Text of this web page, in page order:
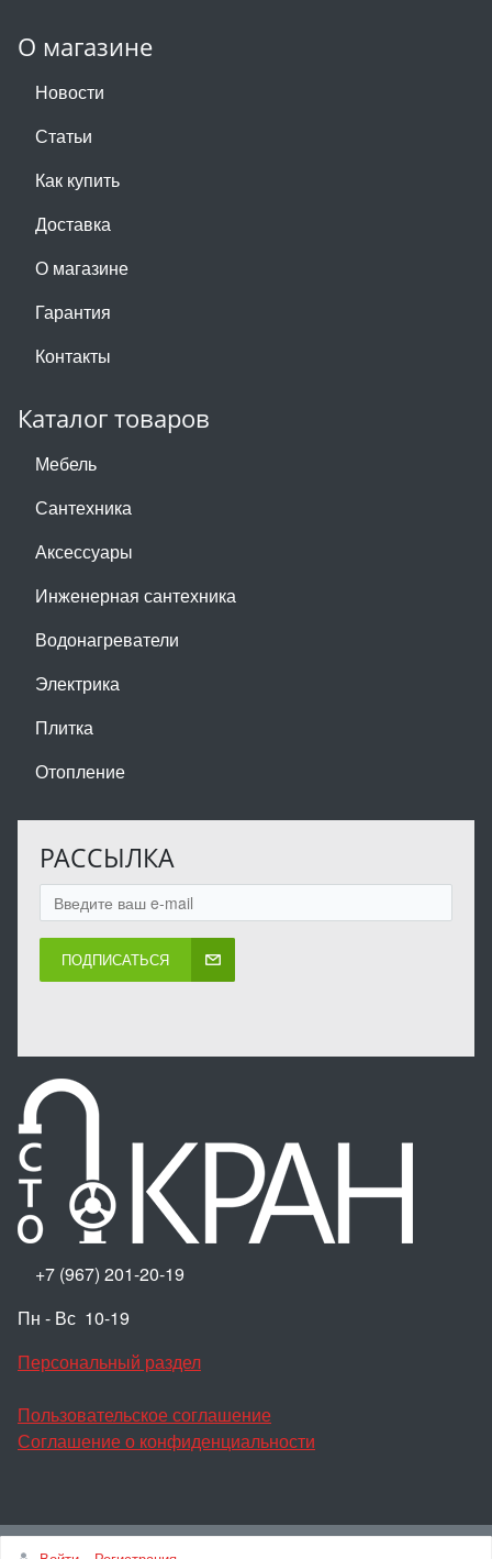
О магазине
Новости
Статьи
Как купить
Доставка
О магазине
Гарантия
Контакты
Каталог товаров
Мебель
Сантехника
Аксессуары
Инженерная сантехника
Водонагреватели
Электрика
Плитка
Отопление
РАССЫЛКА
ПОДПИСАТЬСЯ
+7 (967) 201-20-19
Пн - Вс 10-19
Персональный раздел
Пользовательское соглашение
Соглашение о конфиденциальности
Наверх